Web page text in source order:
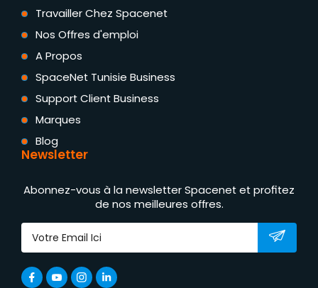
Travailler Chez Spacenet
Nos Offres d'emploi
A Propos
SpaceNet Tunisie Business
Support Client Business
Marques
Blog
Newsletter
Abonnez-vous à la newsletter Spacenet et profitez
de nos meilleures offres.